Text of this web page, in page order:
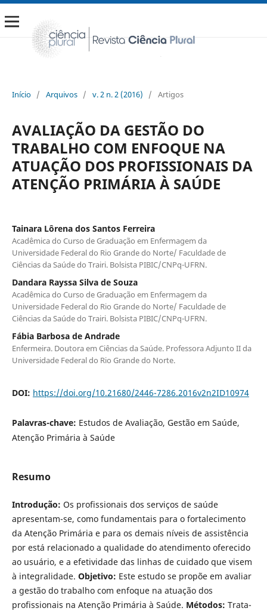
Início / Arquivos / v. 2 n. 2 (2016) / Artigos
AVALIAÇÃO DA GESTÃO DO
TRABALHO COM ENFOQUE NA
ATUAÇÃO DOS PROFISSIONAIS DA
ATENÇÃO PRIMÁRIA À SAÚDE
Tainara Lôrena dos Santos Ferreira
Acadêmica do Curso de Graduação em Enfermagem da
Universidade Federal do Rio Grande do Norte/ Faculdade de
Ciências da Saúde do Trairi. Bolsista PIBIC/CNPq-UFRN.
Dandara Rayssa Silva de Souza
Acadêmica do Curso de Graduação em Enfermagem da
Universidade Federal do Rio Grande do Norte/ Faculdade de
Ciências da Saúde do Trairi. Bolsista PIBIC/CNPq-UFRN.
Fábia Barbosa de Andrade
Enfermeira. Doutora em Ciências da Saúde. Professora Adjunto II da
Universidade Federal do Rio Grande do Norte.
DOI: https://doi.org/10.21680/2446-7286.2016v2n2ID10974
Palavras-chave: Estudos de Avaliação, Gestão em Saúde,
Atenção Primária à Saúde
Resumo
Introdução: Os profissionais dos serviços de saúde
apresentam-se, como fundamentais para o fortalecimento
da Atenção Primária e para os demais níveis de assistência
por está relacionado a qualidade do atendimento oferecido
ao usuário, e a efetividade das linhas de cuidado que visem
à integralidade. Objetivo: Este estudo se propõe em avaliar
a gestão do trabalho com enfoque na atuação dos
profissionais na Atenção Primária à Saúde. Métodos: Trata-